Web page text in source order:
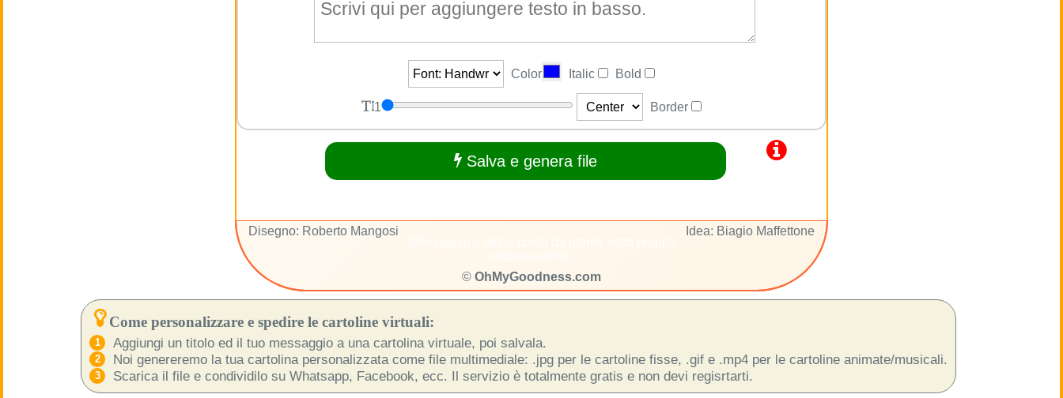
Color Italic Bold
1 Border
Salva e genera file
Disegno: Roberto Mangosi
Idea: Biagio Maffettone
© OhMyGoodness.com
Come personalizzare e spedire le cartoline virtuali:
Aggiungi un titolo ed il tuo messaggio a una cartolina virtuale, poi salvala.
Noi genereremo la tua cartolina personalizzata come file multimediale: .jpg per le cartoline fisse, .gif e .mp4 per le cartoline animate/musicali.
Scarica il file e condividilo su Whatsapp, Facebook, ecc. Il servizio è totalmente gratis e non devi regisrtarti.